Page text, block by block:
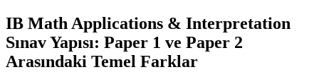
IB Math Applications & Interpretation
Sınav Yapısı: Paper 1 ve Paper 2
Arasındaki Temel Farklar